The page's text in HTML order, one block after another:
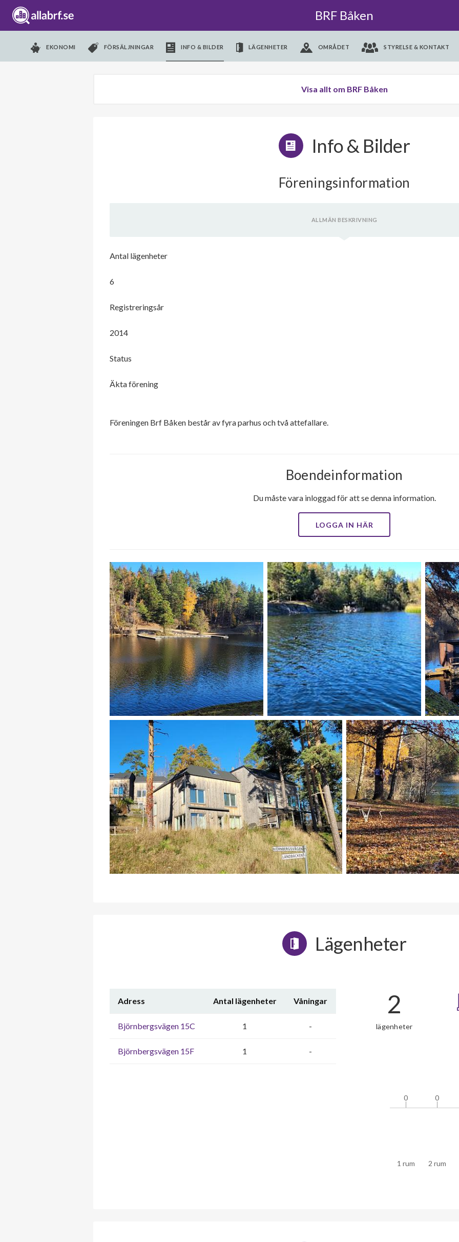
BRF Båken
EKONOMI FÖRSÄLJNINGAR INFO & BILDER LÄGENHETER OMRÅDET STYRELSE & KONTAKT
Visa allt om BRF Båken
Info & Bilder
Föreningsinformation
ALLMÄN BESKRIVNING
Antal lägenheter
6
Registreringsår
2014
Status
Äkta förening
Föreningen Brf Båken består av fyra parhus och två attefallare.
Boendeinformation
Du måste vara inloggad för att se denna information.
LOGGA IN HÄR
Lägenheter
Adress Antal lägenheter Våningar
Björnbergsvägen 15C 1 -
Björnbergsvägen 15F 1 -
2
lägenheter
1 rum 2 rum
0
0 0
0